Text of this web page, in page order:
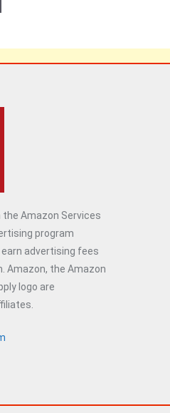
Amazon Services
program
advertising fees
Amazon, the Amazon
logo are